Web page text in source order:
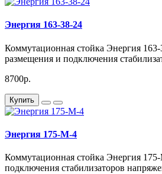
Энергия 163-38-24
Коммутационная стойка Энергия 163-
размещения и подключения
8700р.
Купить
Энергия 175-М-4
Коммутационная стойка Энергия
подключения стабилизаторов